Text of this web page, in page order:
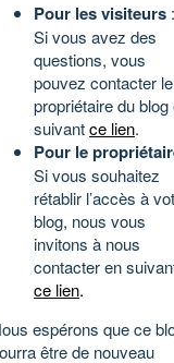
Pour les visiteurs :
Si vous avez des
questions, vous
pouvez contacter le
propriétaire du blog
suivantce lien.
Pour le
Si vous souhaitez
rétablir l’accès à
blog, nous vous
invitons à nous
contacter en
ce lien.
espérons que ce
être de nouveau